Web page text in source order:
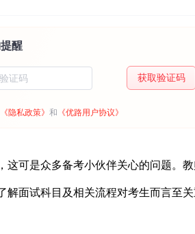
醒
获取验证码
《隐私政策》 和 《优路用户协议》
这可是众多备考小伙伴关心的问题。
面试科目及相关流程对考生而言至